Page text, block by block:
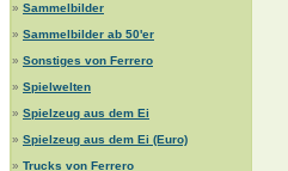
» Sammelbilder
» Sammelbilder ab 50'er
» Sonstiges von Ferrero
» Spielwelten
» Spielzeug aus dem Ei
» Spielzeug aus dem Ei (Euro)
» Trucks von Ferrero